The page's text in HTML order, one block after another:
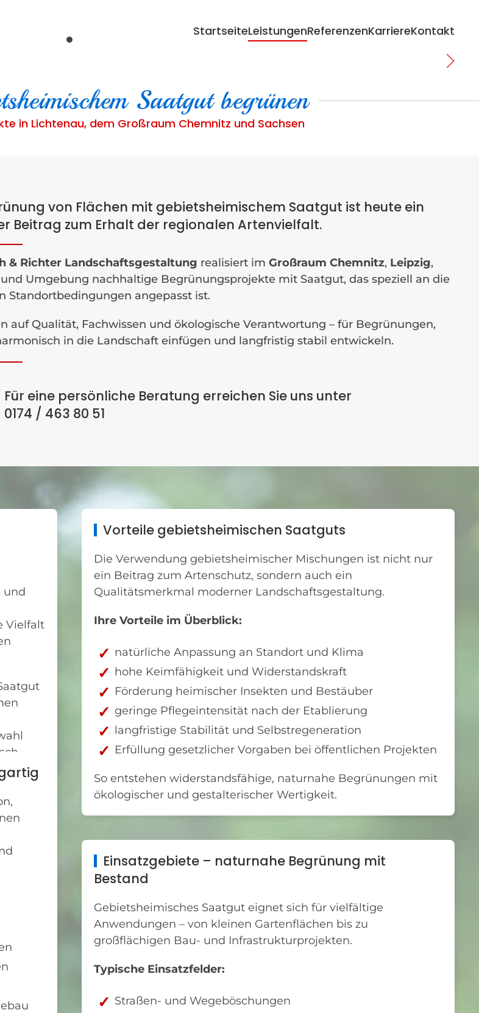
StartseiteLeistungenReferenzenKarriereKontakt
Saatgut begrünen
in Lichtenau, dem Großraum Chemnitz und Sachsen
von Flächen mit gebietsheimischem Saatgut ist heute ein
Beitrag zum Erhalt der regionalen Artenvielfalt.
& Richter Landschaftsgestaltung realisiert im Großraum Chemnitz, Leipzig,
Umgebung nachhaltige Begrünungsprojekte mit Saatgut, das speziell an die
Standortbedingungen angepasst ist.
auf Qualität, Fachwissen und ökologische Verantwortung – für Begrünungen,
in die Landschaft einfügen und langfristig stabil entwickeln.
Für eine persönliche Beratung erreichen Sie uns unter
0174 / 463 80 51
und
Vielfalt
Vorteile gebietsheimischen Saatguts
Die Verwendung gebietsheimischer Mischungen ist nicht nur
ein Beitrag zum Artenschutz, sondern auch ein
Qualitätsmerkmal moderner Landschaftsgestaltung.
Ihre Vorteile im Überblick:
natürliche Anpassung an Standort und Klima
hohe Keimfähigkeit und Widerstandskraft
Förderung heimischer Insekten und Bestäuber
geringe Pflegeintensität nach der Etablierung
langfristige Stabilität und Selbstregeneration
Erfüllung gesetzlicher Vorgaben bei öffentlichen Projekten
So entstehen widerstandsfähige, naturnahe Begrünungen mit
ökologischer und gestalterischer Wertigkeit.
Einsatzgebiete – naturnahe Begrünung mit
Bestand
Gebietsheimisches Saatgut eignet sich für vielfältige
Anwendungen – von kleinen Gartenflächen bis zu
großflächigen Bau- und Infrastrukturprojekten.
Typische Einsatzfelder:
Straßen- und Wegeböschungen